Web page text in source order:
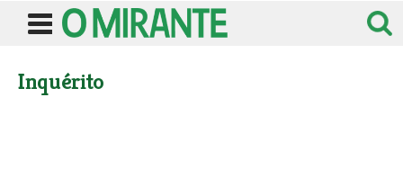
Inquérito